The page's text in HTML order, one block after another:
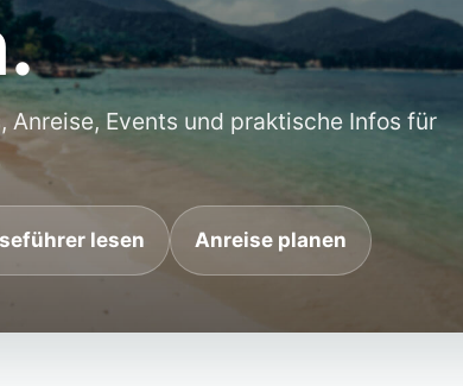
Events und praktische Infos für
lesen Anreise planen